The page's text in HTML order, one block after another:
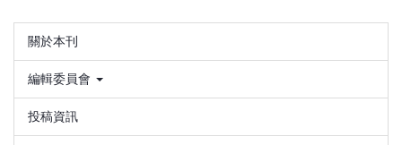
關於本刊
編輯委員會
投稿資訊